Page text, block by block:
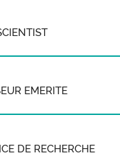
EMERITE
DE RECHERCHE